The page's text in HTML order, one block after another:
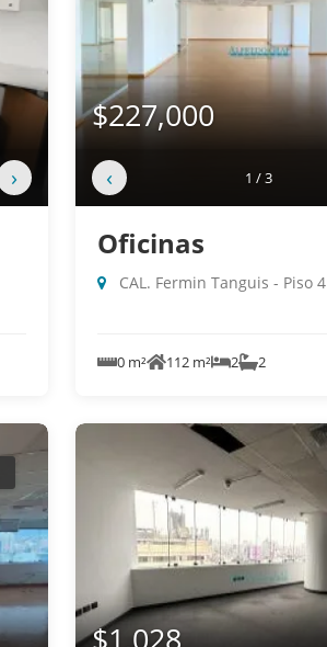
›
$227,000
‹ 1 / 3
Oficinas
CAL. Fermin Tanguis - Piso 4
0 m² 112 m² 2 2